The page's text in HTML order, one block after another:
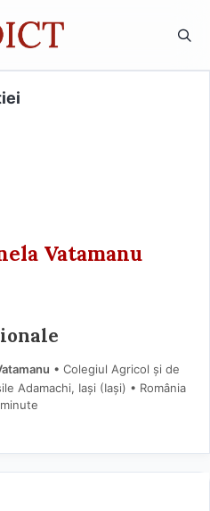
Vatamanu
• Colegiul Agricol și de
Adamachi, Iași (Iaşi) • România